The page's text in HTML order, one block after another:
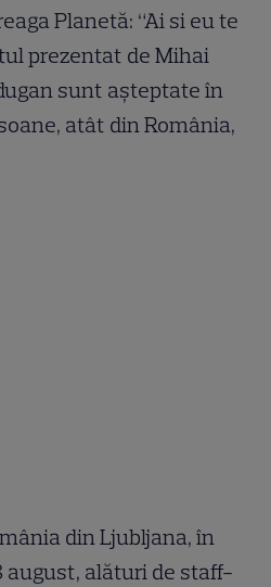
Planetă: “Ai si eu te
prezentat de Mihai
sunt aşteptate în
atât din România,
din Ljubljana, în
august, alături de staff-